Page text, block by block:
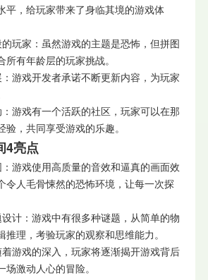
平，给玩家带来了身临其境的游戏体
玩家：虽然游戏的主题是恐怖，但拼图
有年龄层的玩家挑战。
游戏开发者承诺不断更新内容，为玩家
游戏有一个活跃的社区，玩家可以在那
，共同享受游戏的乐趣。
4亮点
游戏使用高质量的音效和逼真的画面效
令人毛骨悚然的恐怖环境，让每一次探
计：游戏中有很多种谜题，从简单的物
理，考验玩家的观察和思维能力。
游戏的深入，玩家将逐渐揭开游戏背后
激动人心的冒险。